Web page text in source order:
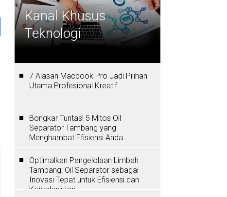
Kanal Khusus
Teknologi
7 Alasan Macbook Pro Jadi Pilihan
Utama Profesional Kreatif
Bongkar Tuntas! 5 Mitos Oil
Separator Tambang yang
Menghambat Efisiensi Anda
Optimalkan Pengelolaan Limbah
Tambang: Oil Separator sebagai
Inovasi Tepat untuk Efisiensi dan
Keberlanjutan